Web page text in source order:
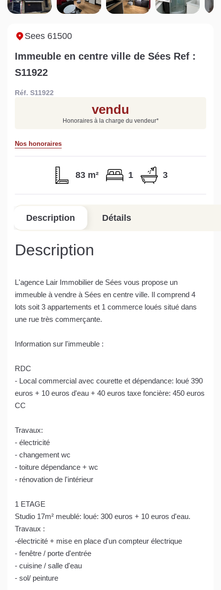
Sarthe pour booster sa
vente
quelles sont les
conséquences ?
Estimez votre bien en ligne.
en quelques clics.
Sees 61500
Immeuble en centre ville de Sées Ref :
S11922
Réf. S11922
vendu
Honoraires à la charge du vendeur*
Nos honoraires
83 m² 1 3
Description Détails
Description
L'agence Lair Immobilier de Sées vous propose un
immeuble à vendre à Sées en centre ville. Il comprend 4
lots soit 3 appartements et 1 commerce loués situé dans
une rue très commerçante.
Information sur l'immeuble :
RDC
- Local commercial avec courette et dépendance: loué 390
euros + 10 euros d'eau + 40 euros taxe foncière: 450 euros
CC
Travaux:
- électricité
- changement wc
- toiture dépendance + wc
- rénovation de l'intérieur
1 ETAGE
Studio 17m² meublé: loué: 300 euros + 10 euros d'eau.
Travaux :
-électricité + mise en place d'un compteur électrique
- fenêtre / porte d'entrée
- cuisine / salle d'eau
- sol/ peinture